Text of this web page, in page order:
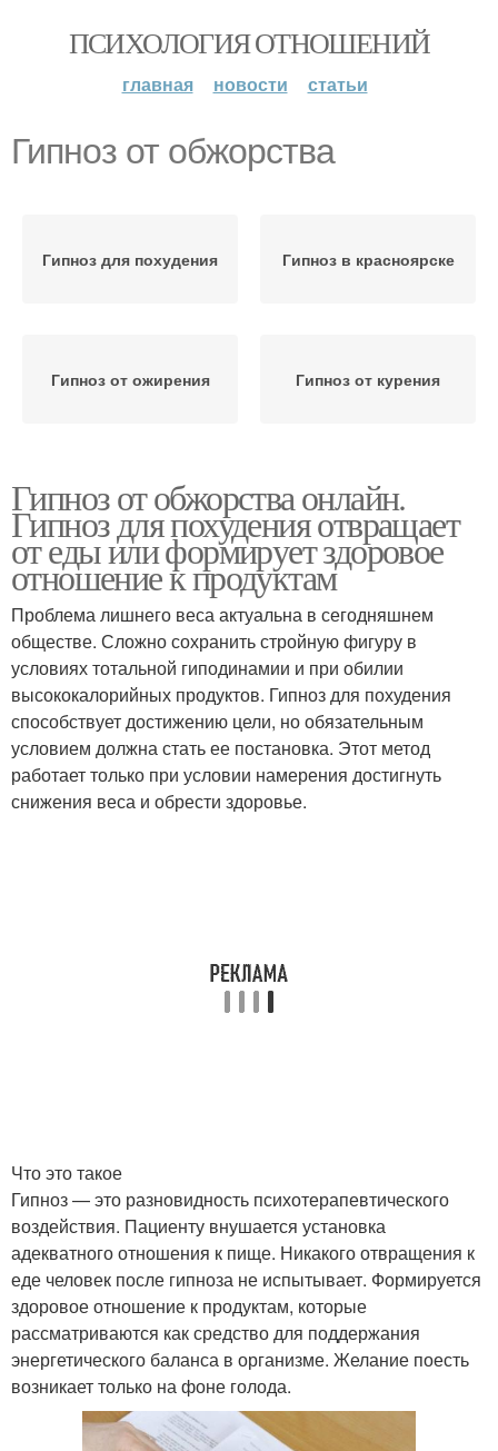
ПСИХОЛОГИЯ ОТНОШЕНИЙ
главная новости статьи
Гипноз от обжорства
Гипноз для похудения Гипноз в красноярске
Гипноз от ожирения Гипноз от курения
Гипноз от обжорства онлайн.
Гипноз для похудения отвращает
от еды или формирует здоровое
отношение к продуктам
Проблема лишнего веса актуальна в сегодняшнем
обществе. Сложно сохранить стройную фигуру в
условиях тотальной гиподинамии и при обилии
высококалорийных продуктов. Гипноз для похудения
способствует достижению цели, но обязательным
условием должна стать ее постановка. Этот метод
работает только при условии намерения достигнуть
снижения веса и обрести здоровье.
Что это такое
Гипноз — это разновидность психотерапевтического
воздействия. Пациенту внушается установка
адекватного отношения к пище. Никакого отвращения к
еде человек после гипноза не испытывает. Формируется
здоровое отношение к продуктам, которые
рассматриваются как средство для поддержания
энергетического баланса в организме. Желание поесть
возникает только на фоне голода.